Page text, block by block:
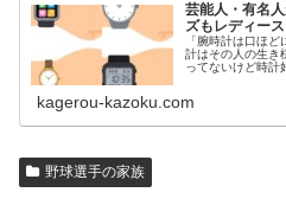
芸能人・有名
ズもレディー
「腕時計は口ほ
計はその人の生き
ってないけど時計
kagerou-kazoku.com
野球選手の家族